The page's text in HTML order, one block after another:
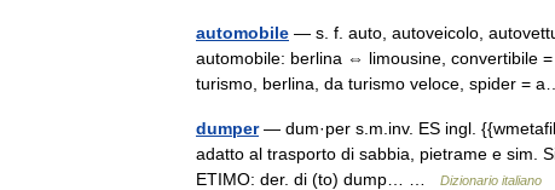
automobile — s. f. auto, autoveicolo,
automobile: berlina ⇔ limousine, convertibile
turismo, berlina, da turismo veloce, spider =
dumper— dum·per s.m.inv. ES ingl.
adatto al trasporto di sabbia, pietrame e sim.
ETIMO: der. di (to) dump… …
Dizionario italiano